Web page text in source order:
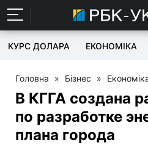
КУРС ДОЛАРА ЕКОНОМІКА
Головна » Бізнес »
В КГГА создана
по разработке
плана города